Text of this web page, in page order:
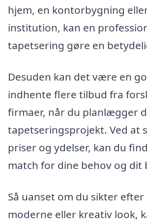
hjem, en kontorbygning
institution, kan en
tapetsering gøre en
Desuden kan det være en
indhente flere tilbud fra
firmaer, når du planlægger
tapetseringsprojekt. Ved at
priser og ydelser, kan du
match for dine behov og dit
Så uanset om du sikter efter
moderne eller kreativ look,